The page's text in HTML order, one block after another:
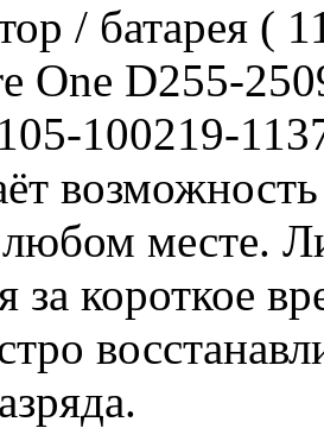
/ батарея (
One D255-
100219-
месте.
за короткое